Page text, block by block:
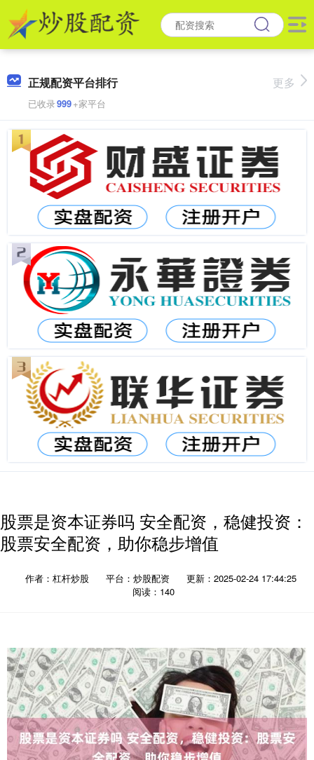
正规配资平台排行
已收录999+家平台
更多
股票是资本证券吗 安全配资，稳健投资：
股票安全配资，助你稳步增值
作者：杠杆炒股 平台：炒股配资
更新：2025-02-24 17:44:25
阅读：140